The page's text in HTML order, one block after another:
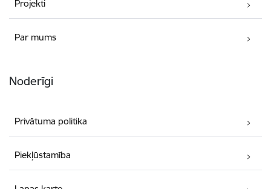
Projekti
Par mums
Noderīgi
Privātuma politika
Piekļūstamība